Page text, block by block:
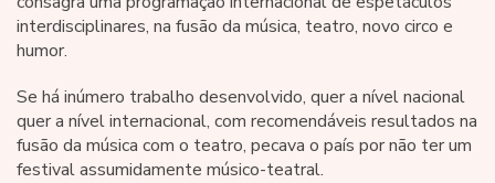
interdisciplinares, na fusão da música, teatro, novo circo e
humor.
Se há inúmero trabalho desenvolvido, quer a nível nacional
quer a nível internacional, com recomendáveis resultados na
fusão da música com o teatro, pecava o país por não ter um
festival assumidamente músico-teatral.